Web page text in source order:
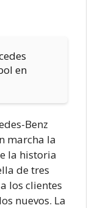
en
Benz
marcha la
la historia
de tres
los clientes
nuevos. La